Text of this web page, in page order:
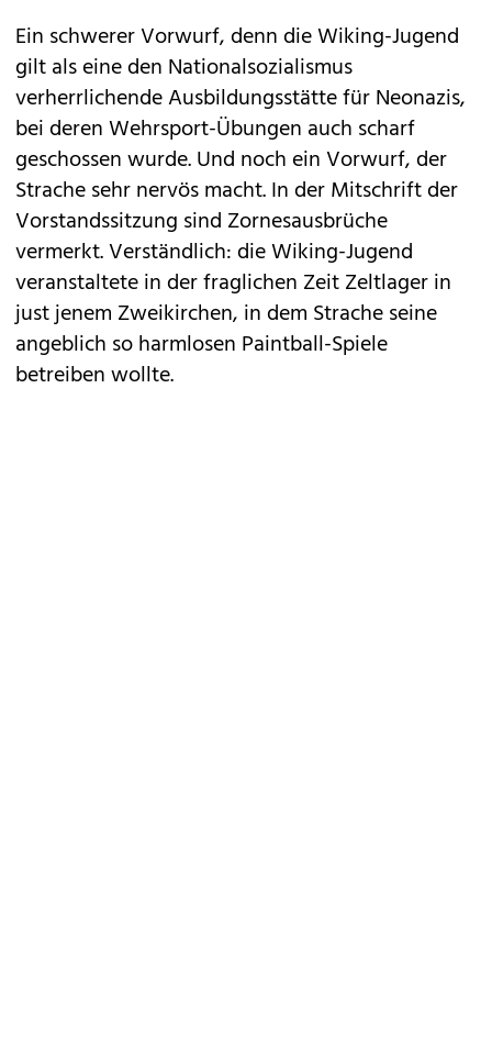
Ein schwerer Vorwurf, denn die Wiking-Jugend
gilt als eine den Nationalsozialismus
verherrlichende Ausbildungsstätte für Neonazis,
bei deren Wehrsport-Übungen auch scharf
geschossen wurde. Und noch ein Vorwurf, der
Strache sehr nervös macht. In der Mitschrift der
Vorstandssitzung sind Zornesausbrüche
vermerkt. Verständlich: die Wiking-Jugend
veranstaltete in der fraglichen Zeit Zeltlager in
just jenem Zweikirchen, in dem Strache seine
angeblich so harmlosen Paintball-Spiele
betreiben wollte.